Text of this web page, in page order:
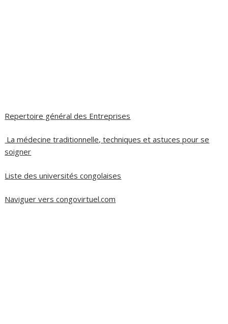
Repertoire général des Entreprises
La médecine traditionnelle, techniques et astuces pour se
soigner
Liste des universités congolaises
Naviguer vers congovirtuel.com